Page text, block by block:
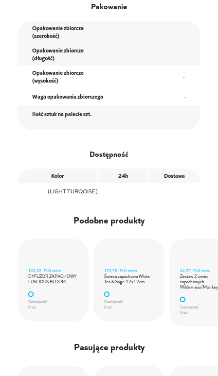
Pakowanie
Opakowanie zbiorcze
(szerokość)
-
Opakowanie zbiorcze
(długość)
-
Opakowanie zbiorcze
(wysokość)
-
Waga opakowania zbiorczego -
Ilość sztuk na palecie szt. -
Dostępność
Kolor 24h
Dostawa
(LIGHT TURQOISE)
- -
Podobne produkty
103,32 PLN netto
DYFUZOR ZAPACHOWY
LUSCIOUS BLOOM
Dostępność
0 szt.
170,76 PLN netto
Świeca zapachowa White
Tea & Sage 12x12cm
Dostępność
0 szt.
42,27 PLN netto
Zestaw 2 świec
zapachowych
Wilderness/Monkey
Dostępność
0 szt.
Pasujące produkty